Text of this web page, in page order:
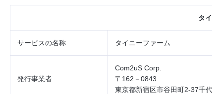
タイニ
サービスの名称 タイニーファーム
発行事業者
Com2uS Corp.
〒162－0843
東京都新宿区市谷田町2‐37千代田